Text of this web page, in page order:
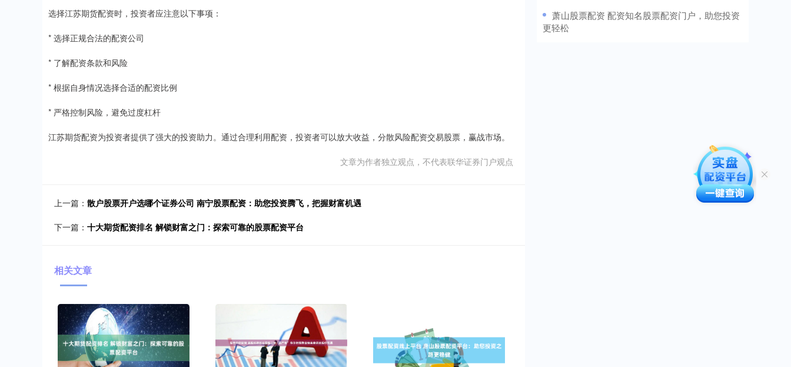
选择江苏期货配资时，投资者应注意以下事项：
* 选择正规合法的配资公司
* 了解配资条款和风险
* 根据自身情况选择合适的配资比例
* 严格控制风险，避免过度杠杆
江苏期货配资为投资者提供了强大的投资助力。通过合理利用配资，投资者可以放大收益，分散风险配资交易股票，赢战市场。
文章为作者独立观点，不代表联华证券门户观点
上一篇： 散户股票开户选哪个证券公司 南宁股票配资：助您投资腾飞，把握财富机遇
下一篇： 十大期货配资排名 解锁财富之门：探索可靠的股票配资平台
相关文章
​萧山股票配资 配资知名股票配资门户，助您投资
更轻松